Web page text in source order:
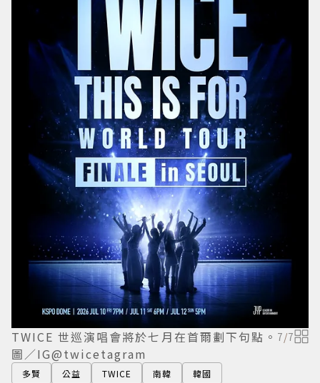
TWICE世巡演唱會將於七月在首爾劃下句點。
圖／IG@twicetagram
7/7
多賢 公益 TWICE 南韓 韓國